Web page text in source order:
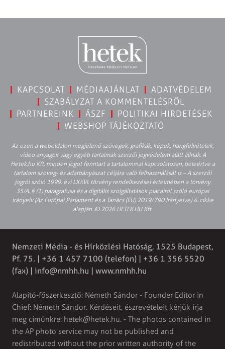
KAPCSOLAT MÉDIAAJÁNLAT
ADATVÉDELEM
SZABÁLYZAT A KOMMENTELÉSRŐL
PARTNEREINK
ÁSZF
POLITIKAI HIRDETÉSEK
WEBSHOP TÁJÉKOZTATÓ
Az ezen a weboldalon megjelenő szövegek, grafikák, képek, hangfelvételek,
video anyagok vagy egyéb tartalmak szerzői jogvédelem alatt állnak. A
Hetek.hu Kft. minden jogot fenntart a tartalommal kapcsolatosan, beleértve a
tartalom szöveg- és adatbányászat céljára való felhasználását is – A szerzői
jogról szóló 1999. évi LXXVI. törvény rendelkezései értelmében a törvény
35/A. § (1) paragrafusa és a digitális szolgáltatások piacairól szóló európai
irányelv (Az Európai Parlament és a Tanács (EU) 2019/790 Irányelve) 4. cikke
alapján. © 2026 HETEK.HU Kft.
Nemzeti Média - és Hírközlési Hatóság, 1525 Budapest,
Pf. 75. | +36 1 457 7100 (telefon) | +36 1 356 5520
(fax) | info@nmhh.hu | www.nmhh.hu
Alapító-főszerkesztő: Németh Sándor - Founder Editor in
Chief: Németh Sándor. Kérdéseit, észrevételeit kérjük írja
meg címünkre: hetek@hetek.hu. - The photos contained in
the AP photo service may not be published and
redistributed without the prior written authority of the